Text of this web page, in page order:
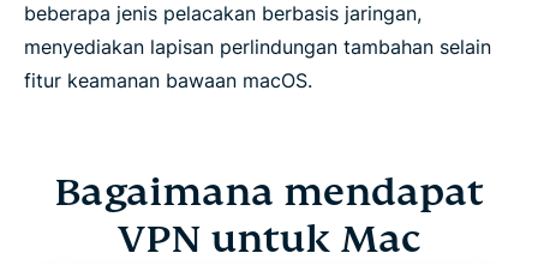
beberapa jenis pelacakan berbasis jaringan,
menyediakan lapisan perlindungan tambahan selain
fitur keamanan bawaan macOS.
Bagaimana mendapat
VPN untuk Mac